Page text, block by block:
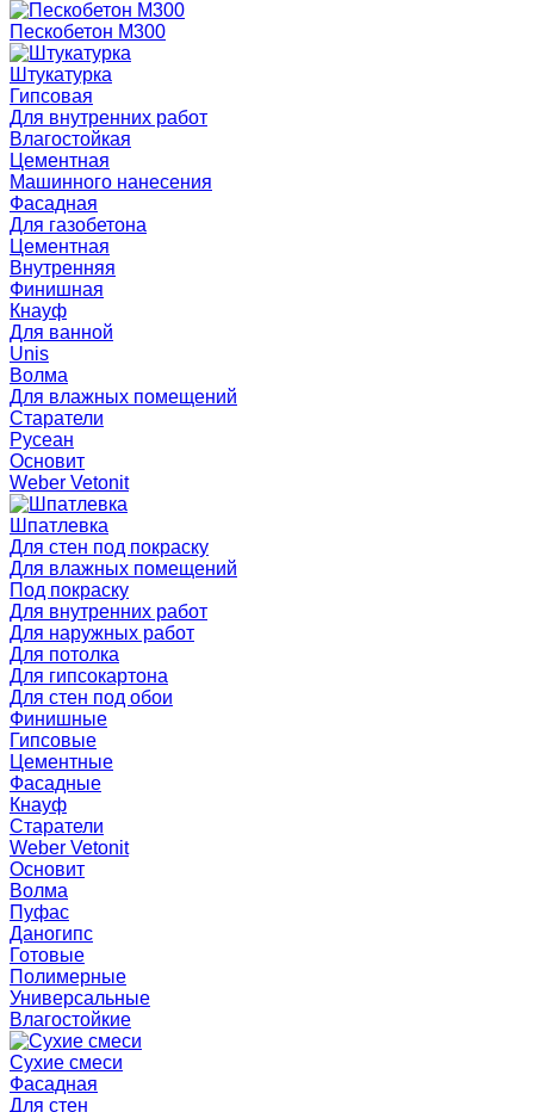
Пескобетон М300
Штукатурка
Гипсовая
Для внутренних работ
Влагостойкая
Цементная
Машинного нанесения
Фасадная
Для газобетона
Цементная
Внутренняя
Финишная
Кнауф
Для ванной
Unis
Волма
Для влажных помещений
Старатели
Русеан
Основит
Weber Vetonit
Шпатлевка
Для стен под покраску
Для влажных помещений
Под покраску
Для внутренних работ
Для наружных работ
Для потолка
Для гипсокартона
Для стен под обои
Финишные
Гипсовые
Цементные
Фасадные
Кнауф
Старатели
Weber Vetonit
Основит
Волма
Пуфас
Даногипс
Готовые
Полимерные
Универсальные
Влагостойкие
Сухие смеси
Фасадная
Для стен